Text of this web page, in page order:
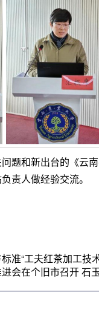
题和新出台的《云
责人做经验交流。
准“工夫红茶加工技
会在个旧市召开 石